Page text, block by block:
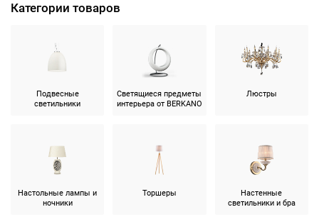
Категории товаров
Подвесные
светильники
Светящиеся предметы
интерьера от BERKANO
Люстры
Настольные лампы и
ночники
Торшеры
Настенные
светильники и бра